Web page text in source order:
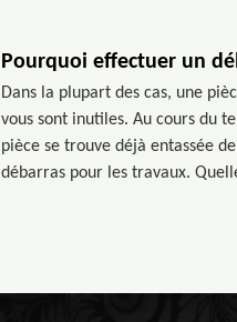
Pourquoi effectuer un
Dans la plupart des cas, une
vous sont inutiles. Au cours du
pièce se trouve déjà entassée
débarras pour les travaux.